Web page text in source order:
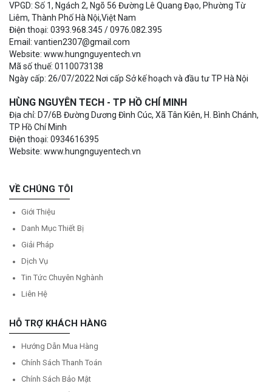
VPGD: Số 1, Ngách 2, Ngõ 56 Đường Lê Quang Đạo, Phường Từ
Liêm, Thành Phố Hà Nội,Việt Nam
Điện thoại: 0393.968.345 / 0976.082.395
Email: vantien2307@gmail.com
Website: www.hungnguyentech.vn
Mã số thuế: 0110073138
Ngày cấp: 26/07/2022 Nơi cấp Sở kế hoạch và đầu tư TP Hà Nội
HÙNG NGUYÊN TECH - TP HỒ CHÍ MINH
Địa chỉ: D7/6B Đường Dương Đình Cúc, Xã Tân Kiên, H. Bình Chánh,
TP Hồ Chí Minh
Điện thoại: 0934616395
Website: www.hungnguyentech.vn
VỀ CHÚNG TÔI
Giới Thiệu
Danh Mục Thiết Bị
Giải Pháp
Dịch Vụ
Tin Tức Chuyên Nghành
Liên Hệ
HỖ TRỢ KHÁCH HÀNG
Hướng Dẫn Mua Hàng
Chính Sách Thanh Toán
Chính Sách Bảo Mật